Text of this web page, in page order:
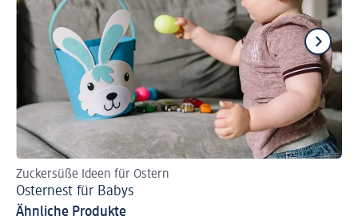
Zuckersüße Ideen für Ostern
Osternest für Babys
Ähnliche Produkte